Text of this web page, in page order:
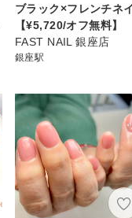
ブラック×フレンチネ
【¥5,720/オフ無料】
FAST NAIL 銀座店
銀座駅